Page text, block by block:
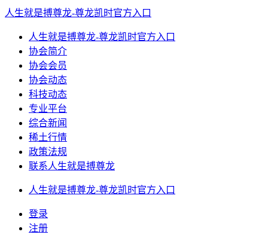
人生就是搏尊龙-尊龙凯时官方入口
人生就是搏尊龙-尊龙凯时官方入口
协会简介
协会会员
协会动态
科技动态
专业平台
综合新闻
稀土行情
政策法规
联系人生就是搏尊龙
人生就是搏尊龙-尊龙凯时官方入口
登录
注册